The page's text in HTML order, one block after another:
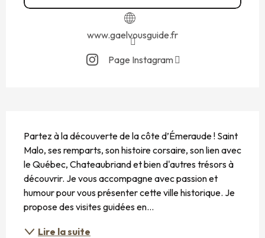
www.gaelvousguide.fr
Page Instagram
Partez à la découverte de la côte d’Émeraude ! Saint
Malo, ses remparts, son histoire corsaire, son lien avec
le Québec, Chateaubriand et bien d'autres trésors à
découvrir. Je vous accompagne avec passion et
humour pour vous présenter cette ville historique. Je
propose des visites guidées en...
Lire la suite